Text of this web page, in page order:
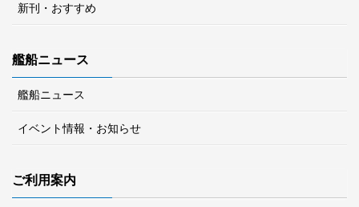
新刊・おすすめ
艦船ニュース
艦船ニュース
イベント情報・お知らせ
ご利用案内